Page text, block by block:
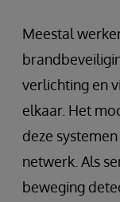
Meestal
verlichting en
elkaar. Het
deze
netwerk. Als
beweging